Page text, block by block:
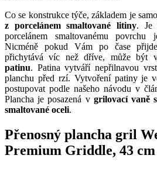
Co se konstrukce týče, základem je
z porcelánem smaltované litiny.
porcelánem smaltovanému
Nicméně pokud Vám po čase
přichytává víc než dříve, může být
patinu. Patina vytváří nepřilnavou
planchu před rzí. Vytvoření patiny je
postupovat podle našeho návodu v
Plancha je posazená v grilovací vaně
smaltované oceli.
Přenosný plancha gril
Premium Griddle, 43 cm